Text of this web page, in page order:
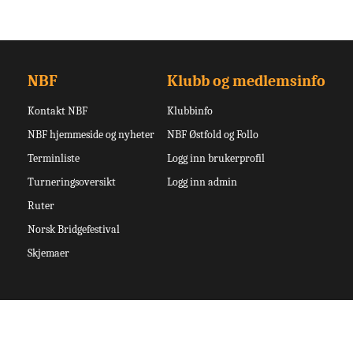
NBF
Kontakt NBF
NBF hjemmeside og nyheter
Terminliste
Turneringsoversikt
Ruter
Norsk Bridgefestival
Skjemaer
Klubb og medlemsinfo
Klubbinfo
NBF Østfold og Follo
Logg inn brukerprofil
Logg inn admin